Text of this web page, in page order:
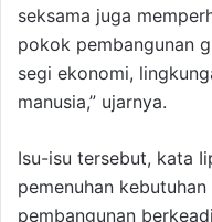
seksama juga
pokok pembangunan
segi ekonomi,
manusia,” ujarnya.
Isu-isu tersebut, kata
pemenuhan
pembangunan